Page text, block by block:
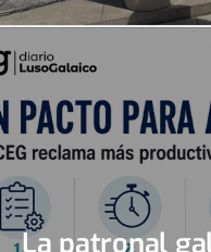
La patronal